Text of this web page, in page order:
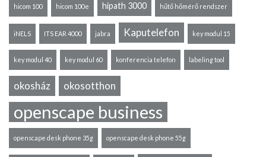
hicom 100 hicom 100e hipath 3000 hűtő hőmérő rendszer
iNELS ITS EAR 4000 jabra Kaputelefon key modul 15
key modul 40 key modul 60 konferencia telefon labeling tool
okosház okosotthon
openscape business
openscape desk phone 35g openscape desk phone 55g